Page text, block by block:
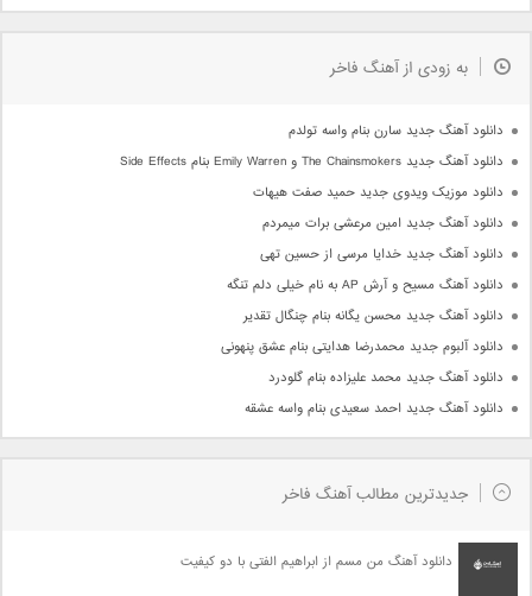
به زودی از آهنگ فاخر
دانلود آهنگ جدید سارن بنام واسه تولدم
دانلود آهنگ جدید The Chainsmokers و Emily Warren بنام Side Effects
دانلود موزیک ویدوی جدید حمید صفت هیهات
دانلود آهنگ جدید امین مرعشی برات میمردم
دانلود آهنگ جدید خدایا مرسی از حسین تهی
دانلود آهنگ مسیح و آرش AP به نام خیلی دلم تنگه
دانلود آهنگ جدید محسن یگانه بنام چنگال تقدیر
دانلود آلبوم جدید محمدرضا هدایتی بنام عشق پنهونی
دانلود آهنگ جدید محمد علیزاده بنام گلودرد
دانلود آهنگ جدید احمد سعیدی بنام واسه عشقه
جدیدترین مطالب آهنگ فاخر
دانلود آهنگ من مسم از ابراهیم الفتی با دو کیفیت